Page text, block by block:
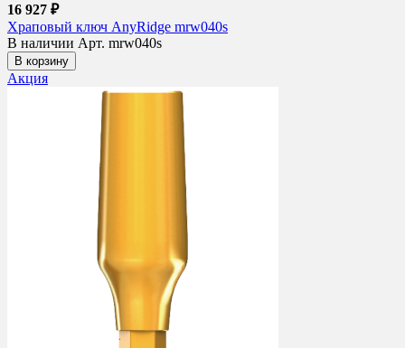
16 927 ₽
Храповый ключ AnyRidge mrw040s
В наличии Арт. mrw040s
В корзину
Акция